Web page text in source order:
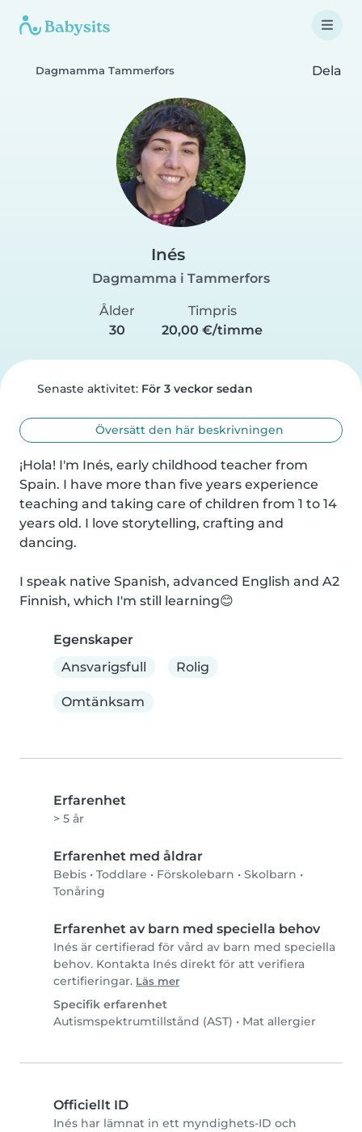
Dagmamma Tammerfors Dela
Inés
Dagmamma i Tammerfors
Ålder
30
Timpris
20,00 €/timme
Senaste aktivitet: För 3 veckor sedan
Översätt den här beskrivningen
¡Hola! I'm Inés, early childhood teacher from
Spain. I have more than five years experience
teaching and taking care of children from 1 to 14
years old. I love storytelling, crafting and
dancing.
I speak native Spanish, advanced English and A2
Finnish, which I'm still learning😊
Egenskaper
Ansvarigsfull
Rolig
Omtänksam
Erfarenhet
> 5 år
Erfarenhet med åldrar
Bebis • Toddlare • Förskolebarn • Skolbarn •
Tonåring
Erfarenhet av barn med speciella behov
Inés är certifierad för vård av barn med speciella
behov. Kontakta Inés direkt för att verifiera
certifieringar. Läs mer
Specifik erfarenhet
Autismspektrumtillstånd (AST) • Mat allergier
Officiellt ID
Inés har lämnat in ett myndighets-ID och